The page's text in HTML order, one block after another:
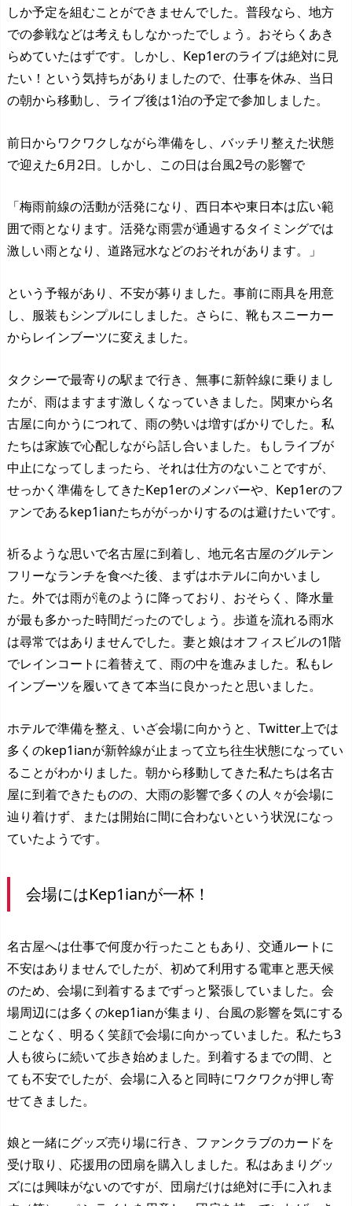
しか予定を組むことができませんでした。普段なら、地方
での参戦などは考えもしなかったでしょう。おそらくあき
らめていたはずです。しかし、Kep1erのライブは絶対に見
たい！という気持ちがありましたので、仕事を休み、当日
の朝から移動し、ライブ後は1泊の予定で参加しました。
前日からワクワクしながら準備をし、バッチリ整えた状態
で迎えた6月2日。しかし、この日は台風2号の影響で
「梅雨前線の活動が活発になり、西日本や東日本は広い範
囲で雨となります。活発な雨雲が通過するタイミングでは
激しい雨となり、道路冠水などのおそれがあります。」
という予報があり、不安が募りました。事前に雨具を用意
し、服装もシンプルにしました。さらに、靴もスニーカー
からレインブーツに変えました。
タクシーで最寄りの駅まで行き、無事に新幹線に乗りまし
たが、雨はますます激しくなっていきました。関東から名
古屋に向かうにつれて、雨の勢いは増すばかりでした。私
たちは家族で心配しながら話し合いました。もしライブが
中止になってしまったら、それは仕方のないことですが、
せっかく準備をしてきたKep1erのメンバーや、Kep1erのフ
ァンであるkep1ianたちががっかりするのは避けたいです。
祈るような思いで名古屋に到着し、地元名古屋のグルテン
フリーなランチを食べた後、まずはホテルに向かいまし
た。外では雨が滝のように降っており、おそらく、降水量
が最も多かった時間だったのでしょう。歩道を流れる雨水
は尋常ではありませんでした。妻と娘はオフィスビルの1階
でレインコートに着替えて、雨の中を進みました。私もレ
インブーツを履いてきて本当に良かったと思いました。
ホテルで準備を整え、いざ会場に向かうと、Twitter上では
多くのkep1ianが新幹線が止まって立ち往生状態になってい
ることがわかりました。朝から移動してきた私たちは名古
屋に到着できたものの、大雨の影響で多くの人々が会場に
辿り着けず、または開始に間に合わないという状況になっ
ていたようです。
会場にはKep1ianが一杯！
名古屋へは仕事で何度か行ったこともあり、交通ルートに
不安はありませんでしたが、初めて利用する電車と悪天候
のため、会場に到着するまでずっと緊張していました。会
場周辺には多くのkep1ianが集まり、台風の影響を気にする
ことなく、明るく笑顔で会場に向かっていました。私たち3
人も彼らに続いて歩き始めました。到着するまでの間、と
ても不安でしたが、会場に入ると同時にワクワクが押し寄
せてきました。
娘と一緒にグッズ売り場に行き、ファンクラブのカードを
受け取り、応援用の団扇を購入しました。私はあまりグッ
ズには興味がないのですが、団扇だけは絶対に手に入れま